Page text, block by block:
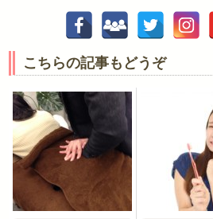
こちらの記事もどうぞ